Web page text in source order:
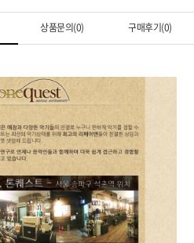
상품문의(0) 구매후기(0)